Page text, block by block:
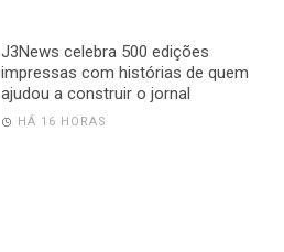
J3News celebra 500 edições
impressas com histórias de quem
ajudou a construir o jornal
HÁ 16 HORAS